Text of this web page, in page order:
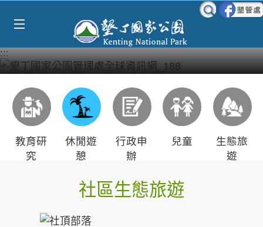
:::
教育研
究
休閒遊
憩
行政申
辦
兒童
生態旅
遊
社區生態旅遊